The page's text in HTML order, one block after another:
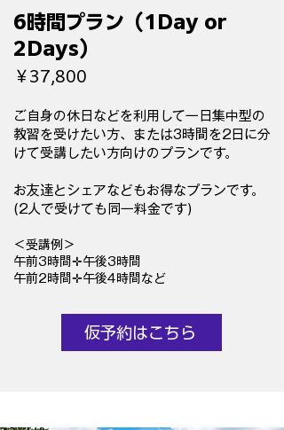
6時間プラン（1Day or
2Days）
￥37,800
ご自身の休日などを利用して一日集中型の
教習を受けたい方、または3時間を2日に分
けて受講したい方向けのプランです。
​お友達とシェアなどもお得なプランです。
(2人で受けても同一料金です)
＜受講例＞
午前3時間✛午後3時間
​午前2時間✛午後4時間など
仮予約はこちら